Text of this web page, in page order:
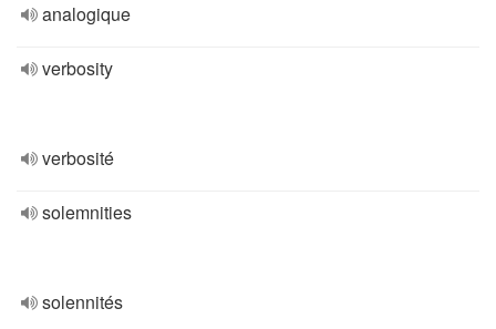
analogique
verbosity
verbosité
solemnities
solennités